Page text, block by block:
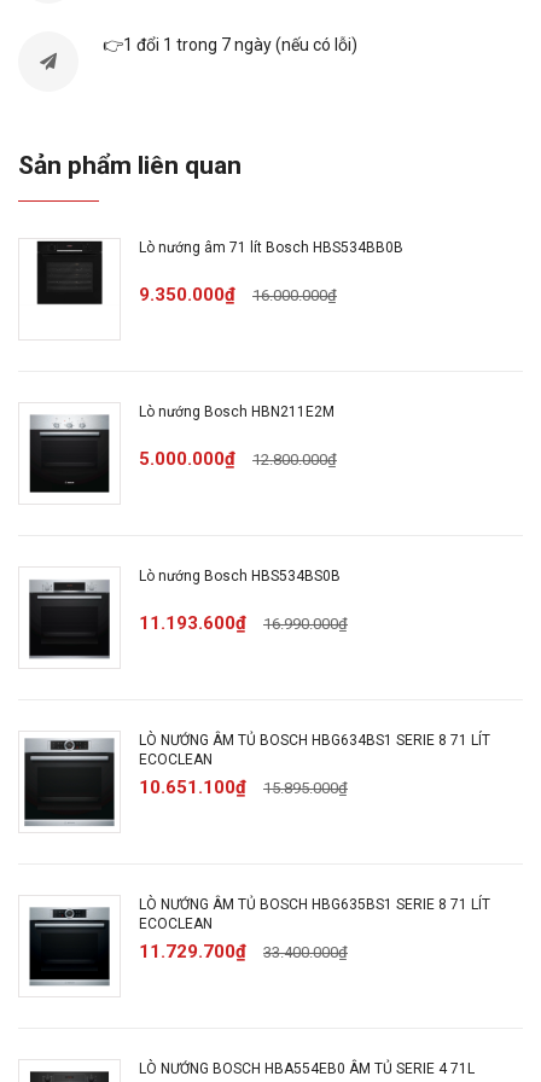
lượng
Phạm vi nhiệt
30°C – 275°C
Công suất 3400W
Kích thước
Kích thước hộc
tủ
585 - 595 x 560 - 568 x 550
mm
khoang lò
nướng
chiều)
👉1 đổi 1 trong 7 ngày (nếu có lỗi)
Sản phẩm liên quan
Lò nướng âm 71 lít Bosch HBS534BB0B
9.350.000₫ 16.000.000₫
Lò nướng Bosch HBN211E2M
5.000.000₫ 12.800.000₫
Lò nướng Bosch HBS534BS0B
11.193.600₫ 16.990.000₫
LÒ NƯỚNG ÂM TỦ BOSCH HBG634BS1 SERIE 8 71 LÍT
ECOCLEAN
10.651.100₫ 15.895.000₫
LÒ NƯỚNG ÂM TỦ BOSCH HBG635BS1 SERIE 8 71 LÍT
ECOCLEAN
11.729.700₫ 33.400.000₫
LÒ NƯỚNG BOSCH HBA554EB0 ÂM TỦ SERIE 4 71L